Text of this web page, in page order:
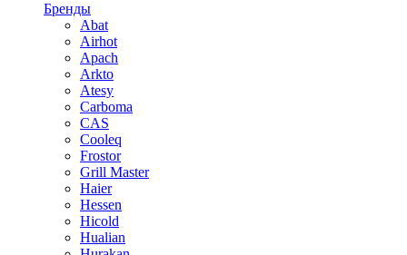
Бренды
Abat
Airhot
Apach
Arkto
Atesy
Carboma
CAS
Cooleq
Frostor
Grill Master
Haier
Hessen
Hicold
Hualian